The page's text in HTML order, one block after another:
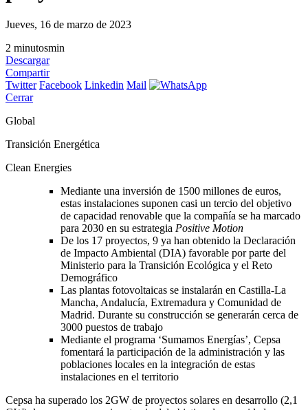
Jueves, 16 de marzo de 2023
2 minutosmin
Descargar
Compartir
Twitter Facebook Linkedin Mail
Cerrar
Global
Transición Energética
Clean Energies
Mediante una inversión de 1500 millones de euros,
estas instalaciones suponen casi un tercio del objetivo
de capacidad renovable que la compañía se ha marcado
para 2030 en su estrategia Positive Motion
De los 17 proyectos, 9 ya han obtenido la Declaración
de Impacto Ambiental (DIA) favorable por parte del
Ministerio para la Transición Ecológica y el Reto
Demográfico
Las plantas fotovoltaicas se instalarán en Castilla-La
Mancha, Andalucía, Extremadura y Comunidad de
Madrid. Durante su construcción se generarán cerca de
3000 puestos de trabajo
Mediante el programa ‘Sumamos Energías’, Cepsa
fomentará la participación de la administración y las
poblaciones locales en la integración de estas
instalaciones en el territorio
Cepsa ha superado los 2GW de proyectos solares en desarrollo (2,1